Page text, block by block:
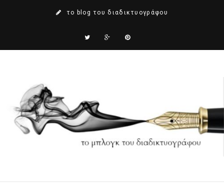
το blog του διαδικτυογράφου